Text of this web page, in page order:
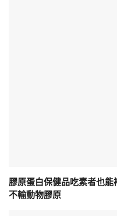
膠原蛋白保健品吃素者也
不輸動物膠原